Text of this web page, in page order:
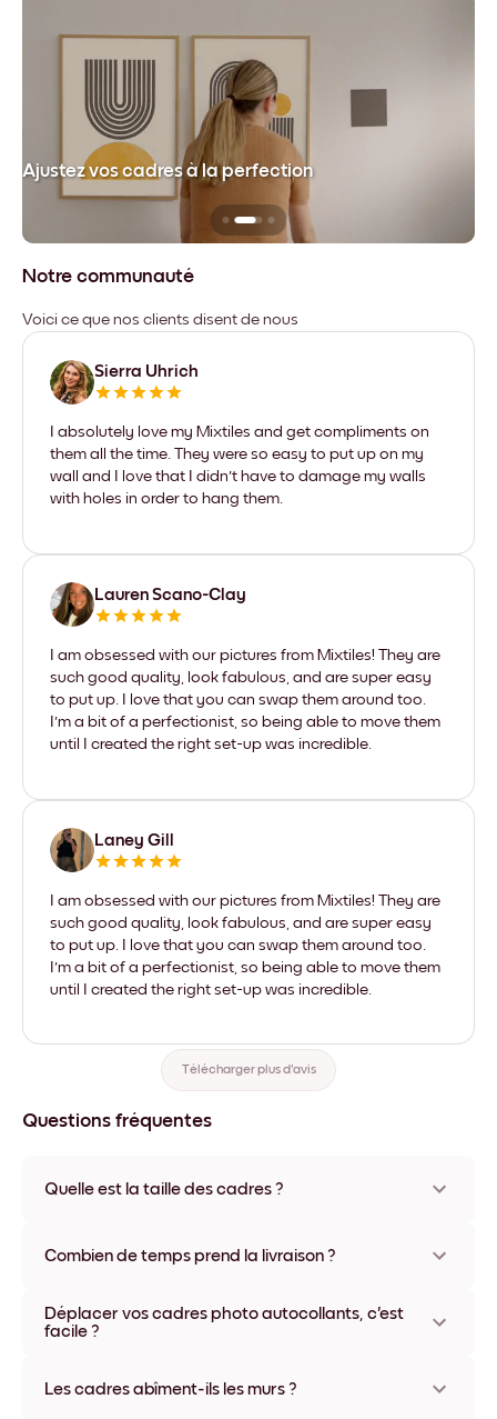
Ajustez vos cadres à la perfection
Notre communauté
Voici ce que nos clients disent de nous
Sierra Uhrich
I absolutely love my Mixtiles and get compliments on
them all the time. They were so easy to put up on my
wall and I love that I didn't have to damage my walls
with holes in order to hang them.
Lauren Scano-Clay
I am obsessed with our pictures from Mixtiles! They are
such good quality, look fabulous, and are super easy
to put up. I love that you can swap them around too.
I'm a bit of a perfectionist, so being able to move them
until I created the right set-up was incredible.
Laney Gill
I am obsessed with our pictures from Mixtiles! They are
such good quality, look fabulous, and are super easy
to put up. I love that you can swap them around too.
I'm a bit of a perfectionist, so being able to move them
until I created the right set-up was incredible.
Télécharger plus d'avis
Questions fréquentes
Quelle est la taille des cadres ?
matériaux et coloris disponibles, y compris sans cadre ou en
Combien de temps prend la livraison ?
généralement une semaine. Livraison express possible dans
certains pays. Un numéro de suivi accompagne chaque
Déplacer vos cadres photo autocollants, c'est
facile ?
l'infini, sans abîmer vos murs.
Les cadres abîment-ils les murs ?